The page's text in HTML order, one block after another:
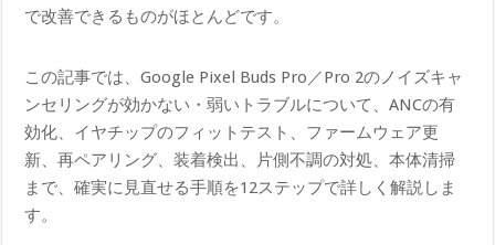
で改善できるものがほとんどです。
この記事では、Google Pixel Buds Pro／Pro 2のノイズキャ
ンセリングが効かない・弱いトラブルについて、ANCの有
効化、イヤチップのフィットテスト、ファームウェア更
新、再ペアリング、装着検出、片側不調の対処、本体清掃
まで、確実に見直せる手順を12ステップで詳しく解説しま
す。